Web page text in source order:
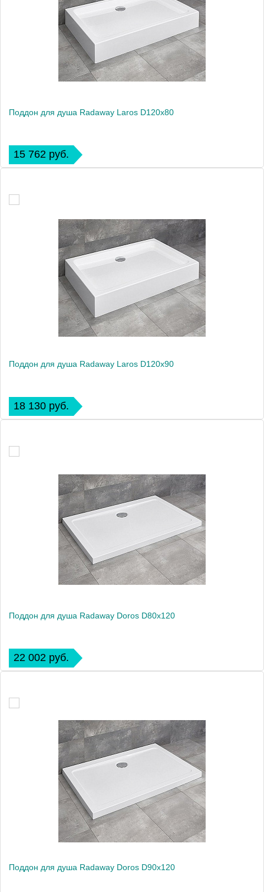
Поддон для душа Radaway Laros D120x80
15 762 руб.
Поддон для душа Radaway Laros D120x90
18 130 руб.
Поддон для душа Radaway Doros D80x120
22 002 руб.
Поддон для душа Radaway Doros D90x120